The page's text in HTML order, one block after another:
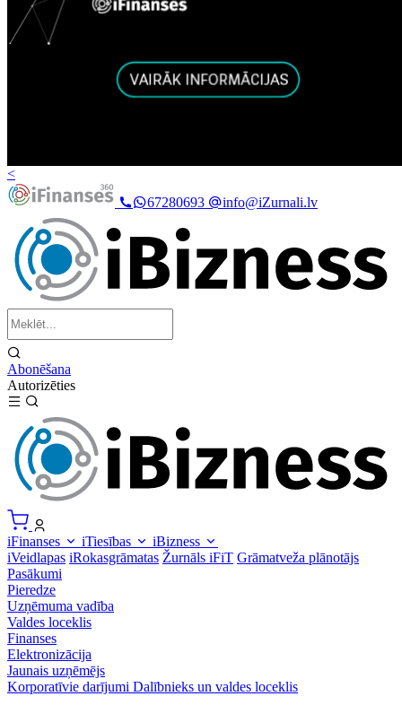
<
67280693
info@iZurnali.lv
Abonēšana
Autorizēties
iFinanses iTiesības
iBizness
iVeidlapas iRokasgrāmatas Žurnāls iFiT Grāmatveža plānotājs
Pasākumi
Pieredze
Uzņēmuma vadība
Valdes loceklis
Finanses
Elektronizācija
Jaunais uzņēmējs
Korporatīvie darījumi Dalībnieks un valdes loceklis